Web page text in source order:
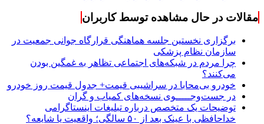
مقالات در حال مشاهده توسط کاربران
برگزاری نخستین جلسه هماهنگی قرارگاه جوانی جمعیت در
سازمان نظام پزشکی
چرا مردم در شبکه‌های اجتماعی تظاهر به غمگین بودن
می‌کنند؟
خودرو بی‌محابا در سراشیبی قیمت+ جدول قیمت روز خودرو
در جست‌وجـــــوی نسخه‌های کمیاب و گران
توضیحات یک متخصص درباره تبلیغات اینستاگرامی
خداحافظی با عینک بعد از ۵۰ سالگی؛ واقعیت یا شایعه؟